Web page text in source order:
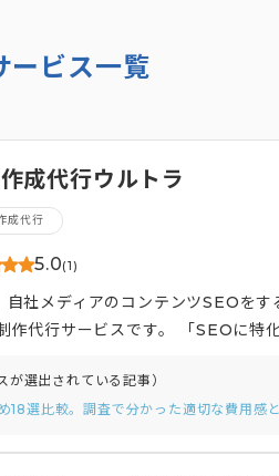
ービス一覧
成代行ウルトラ
成代行
5.0(1)
社メディアのコンテンツSEOを
作代行サービスです。 「SEOに特
選出されている記事）
18選比較。調査で分かった適切な費用感